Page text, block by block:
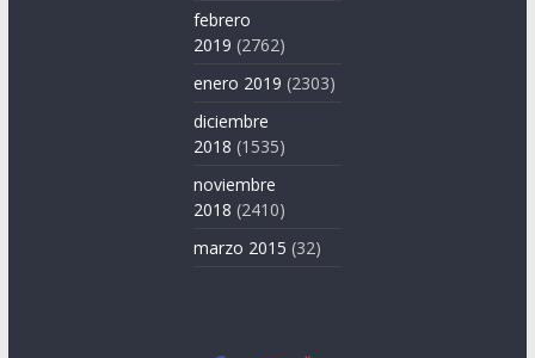
febrero
2019 (2762)
enero 2019 (2303)
diciembre
2018 (1535)
noviembre
2018 (2410)
marzo 2015 (32)